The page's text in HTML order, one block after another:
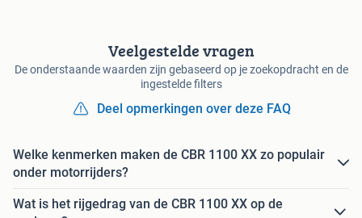
Veelgestelde vragen
De onderstaande waarden zijn gebaseerd op je zoekopdracht en de
ingestelde filters
Deel opmerkingen over deze FAQ
Welke kenmerken maken de CBR 1100 XX zo populair
onder motorrijders?
Wat is het rijgedrag van de CBR 1100 XX op de